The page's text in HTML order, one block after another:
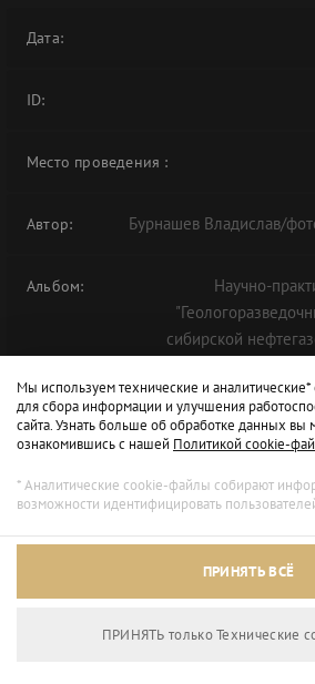
Дата:
ID:
Место проведения :
Автор: Бурнашев Владислав/
Альбом:
Научно-
сибирской
Мы используем технические и
для сбора информации и улучшения
сайта. Узнать больше об обработке данных вы
ознакомившись с нашей Политикой cookie-
* Аналитические cookie-файлы собирают
возможности идентифицировать
ПРИНЯТЬ ВСЁ
ПРИНЯТЬ только Технические